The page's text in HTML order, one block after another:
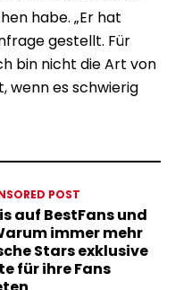
habe. „Er hat
gestellt. Für
bin nicht die Art von
wenn es schwierig
POST
auf BestFans und
immer mehr
Stars exklusive
für ihre Fans